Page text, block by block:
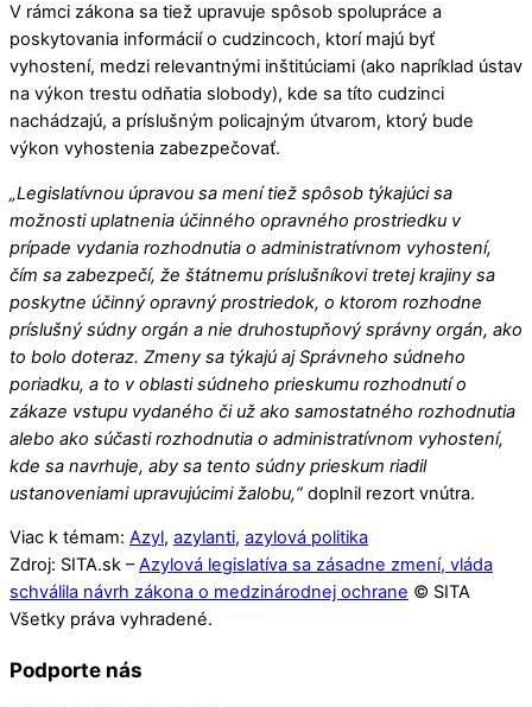
V rámci zákona sa tiež upravuje spôsob spolupráce a
poskytovania informácií o cudzincoch, ktorí majú byť
vyhostení, medzi relevantnými inštitúciami (ako napríklad ústav
na výkon trestu odňatia slobody), kde sa títo cudzinci
nachádzajú, a príslušným policajným útvarom, ktorý bude
výkon vyhostenia zabezpečovať.
„Legislatívnou úpravou sa mení tiež spôsob týkajúci sa
možnosti uplatnenia účinného opravného prostriedku v
prípade vydania rozhodnutia o administratívnom vyhostení,
čím sa zabezpečí, že štátnemu príslušníkovi tretej krajiny sa
poskytne účinný opravný prostriedok, o ktorom rozhodne
príslušný súdny orgán a nie druhostupňový správny orgán, ako
to bolo doteraz. Zmeny sa týkajú aj Správneho súdneho
poriadku, a to v oblasti súdneho prieskumu rozhodnutí o
zákaze vstupu vydaného či už ako samostatného rozhodnutia
alebo ako súčasti rozhodnutia o administratívnom vyhostení,
kde sa navrhuje, aby sa tento súdny prieskum riadil
ustanoveniami upravujúcimi žalobu,“doplnil rezort vnútra.
Viac k témam: Azyl, azylanti, azylová politika
Zdroj: SITA.sk –Azylová legislatíva sa zásadne zmení, vláda
schválila návrh zákona o medzinárodnej ochrane © SITA
Všetky práva vyhradené.
Podporte nás